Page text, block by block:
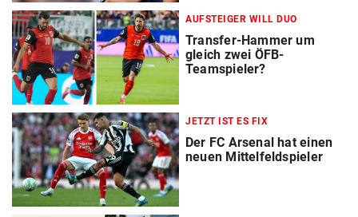
AUFSTEIGER WILL DUO
Transfer-Hammer um
gleich zwei ÖFB-
Teamspieler?
JETZT IST ES FIX
Der FC Arsenal hat einen
neuen Mittelfeldspieler